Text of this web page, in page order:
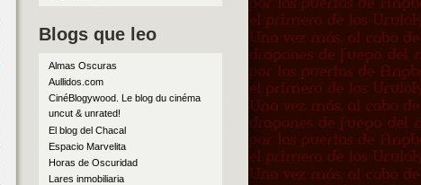
Blogs que leo
Almas Oscuras
Aullidos.com
CinéBlogywood. Le blog du cinéma
uncut & unrated!
El blog del Chacal
Espacio Marvelita
Horas de Oscuridad
Lares inmobiliaria